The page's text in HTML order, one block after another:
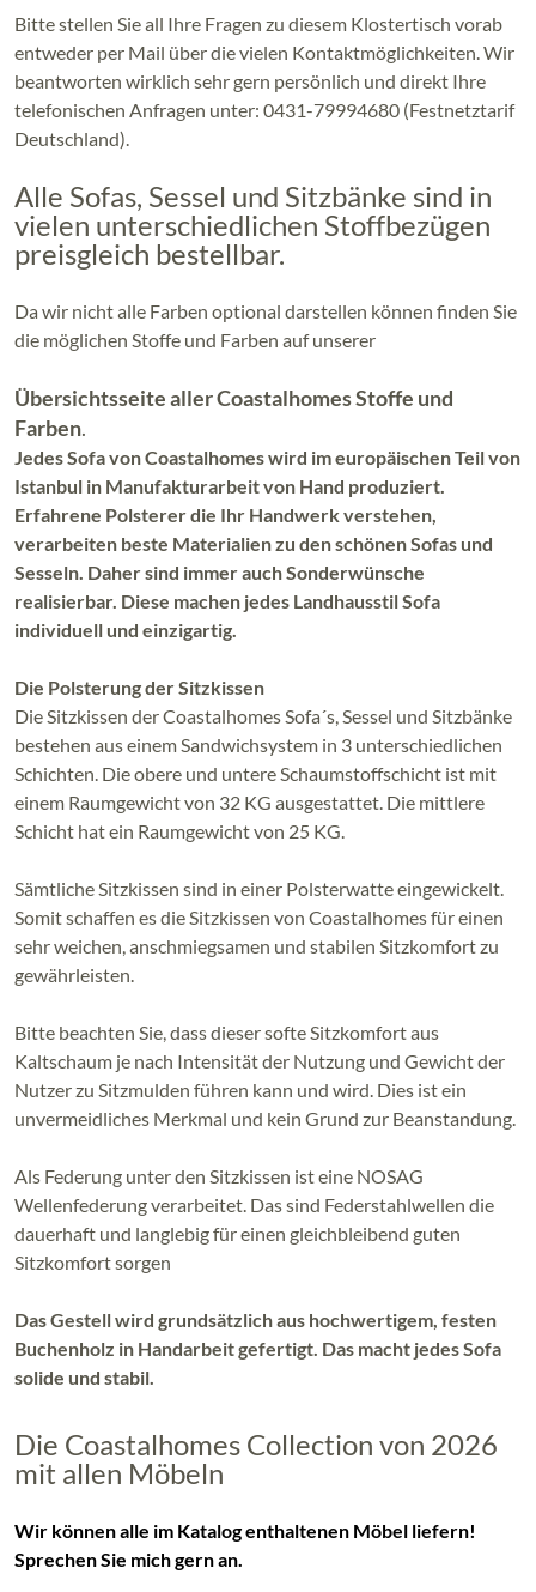
Bitte stellen Sie all Ihre Fragen zu diesem Klostertisch vorab
entweder per Mail über die vielen Kontaktmöglichkeiten. Wir
beantworten wirklich sehr gern persönlich und direkt Ihre
telefonischen Anfragen unter: 0431-79994680 (Festnetztarif
Deutschland).
Alle Sofas, Sessel und Sitzbänke sind in
vielen unterschiedlichen Stoffbezügen
preisgleich bestellbar.
Da wir nicht alle Farben optional darstellen können finden Sie
die möglichen Stoffe und Farben auf unserer
Übersichtsseite aller Coastalhomes Stoffe und
Farben.
Jedes Sofa von Coastalhomes wird im europäischen Teil von
Istanbul in Manufakturarbeit von Hand produziert.
Erfahrene Polsterer die Ihr Handwerk verstehen,
verarbeiten beste Materialien zu den schönen Sofas und
Sesseln. Daher sind immer auch Sonderwünsche
realisierbar. Diese machen jedes Landhausstil Sofa
individuell und einzigartig.
Die Polsterung der Sitzkissen
Die Sitzkissen der Coastalhomes Sofa´s, Sessel und Sitzbänke
bestehen aus einem Sandwichsystem in 3 unterschiedlichen
Schichten. Die obere und untere Schaumstoffschicht ist mit
einem Raumgewicht von 32 KG ausgestattet. Die mittlere
Schicht hat ein Raumgewicht von 25 KG.
Sämtliche Sitzkissen sind in einer Polsterwatte eingewickelt.
Somit schaffen es die Sitzkissen von Coastalhomes für einen
sehr weichen, anschmiegsamen und stabilen Sitzkomfort zu
gewährleisten.
Bitte beachten Sie, dass dieser softe Sitzkomfort aus
Kaltschaum je nach Intensität der Nutzung und Gewicht der
Nutzer zu Sitzmulden führen kann und wird. Dies ist ein
unvermeidliches Merkmal und kein Grund zur Beanstandung.
Als Federung unter den Sitzkissen ist eine NOSAG
Wellenfederung verarbeitet. Das sind Federstahlwellen die
dauerhaft und langlebig für einen gleichbleibend guten
Sitzkomfort sorgen
Das Gestell wird grundsätzlich aus hochwertigem, festen
Buchenholz in Handarbeit gefertigt. Das macht jedes Sofa
solide und stabil.
Die Coastalhomes Collection von 2026
mit allen Möbeln
Wir können alle im Katalog enthaltenen Möbel liefern!
Sprechen Sie mich gern an.